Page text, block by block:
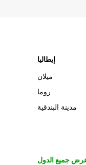
إيطاليا
ميلان
روما
مدينة البندقية
جميع الدول